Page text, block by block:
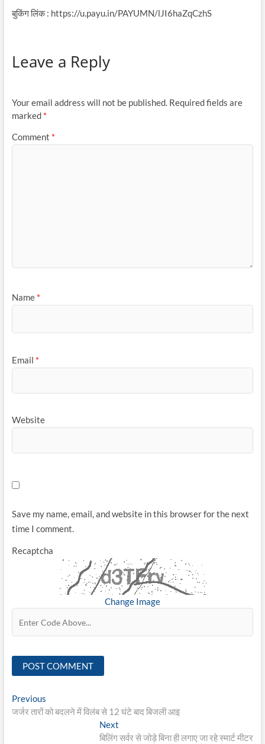
बुकिंग लिंक : https://u.payu.in/PAYUMN/lJI6haZqCzhS
Leave a Reply
Your email address will not be published. Required fields are
marked *
Comment *
Name *
Email *
Website
Save my name, email, and website in this browser for the next
time I comment.
Recaptcha
Change Image
Post
navigation
PreviousPrevious
post:
जर्जर तारों को बदलने में विलंब से 12 घंटे बाद बिजली आइ
Next
post:
बिलिंग सर्वर से जोड़े बिना ही लगाए जा रहे स्मार्ट मीटर